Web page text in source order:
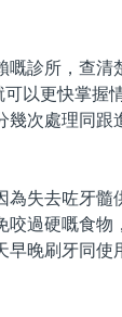
診所，查清
以更快掌握
次處理同
失去咗牙髓
過硬嘅食
晚刷牙同使